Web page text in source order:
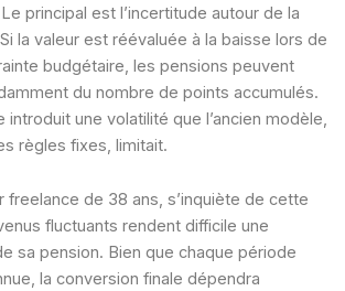
principal est l’incertitude autour de la
la valeur est réévaluée à la baisse lors de
budgétaire, les pensions peuvent
du nombre de points accumulés.
une volatilité que l’ancien modèle,
règles fixes, limitait.
freelance de 38 ans, s’inquiète de cette
fluctuants rendent difficile une
sa pension. Bien que chaque période
la conversion finale dépendra